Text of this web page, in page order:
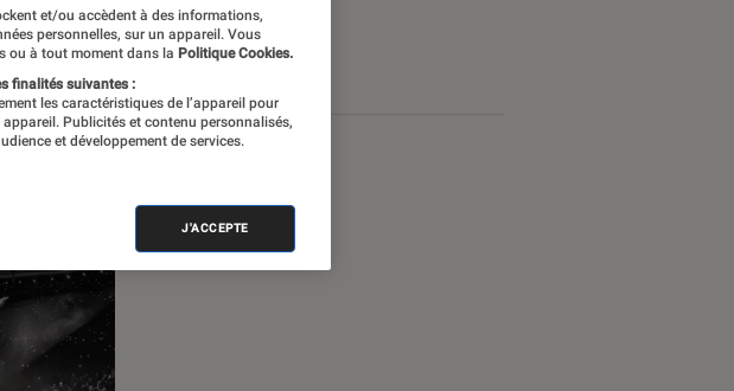
et/ou accèdent à des informations,
personnelles, sur un appareil. Vous
ou à tout moment dans la Politique Cookies.
finalités suivantes :
les caractéristiques de l’appareil pour
Publicités et contenu personnalisés,
et développement de services.
J'ACCEPTE